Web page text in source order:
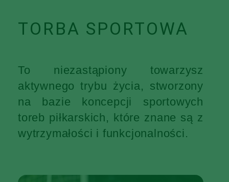
TORBA SPORTOWA
To niezastąpiony towarzysz
aktywnego trybu życia, stworzony
na bazie koncepcji sportowych
toreb piłkarskich, które znane są z
wytrzymałości i funkcjonalności.